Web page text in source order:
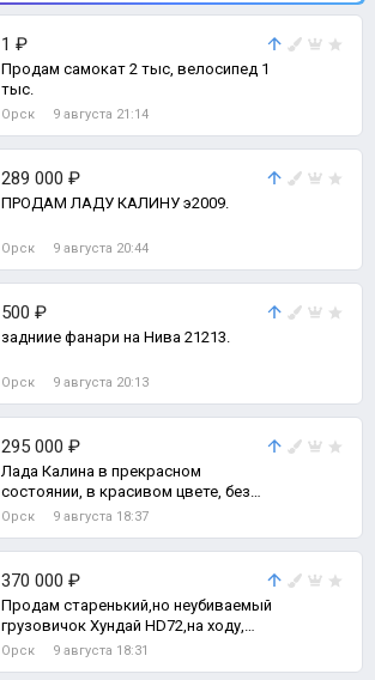
1 ₽
Продам самокат 2 тыс, велосипед 1
тыс.
Орск 9 августа 21:14
289 000 ₽
ПРОДАМ ЛАДУ КАЛИНУ э2009.
Орск 9 августа 20:44
500 ₽
задниие фанари на Нива 21213.
Орск 9 августа 20:13
295 000 ₽
Лада Калина в прекрасном
состоянии, в красивом цвете, без
дтп и с родным пробегом всего
Орск 9 августа 18:37
370 000 ₽
Продам старенький,но неубиваемый
грузовичок Хундай HD72,на ходу,
всё работает,хорошая резина,
Орск 9 августа 18:31